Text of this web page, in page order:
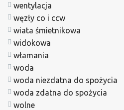
wentylacja
węzły co i ccw
wiata śmietnikowa
widokowa
włamania
woda
woda niezdatna do spożycia
woda zdatna do spożycia
wolne